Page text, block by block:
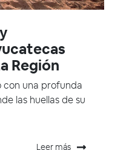
Región
con una profunda
las huellas de su
Leer más